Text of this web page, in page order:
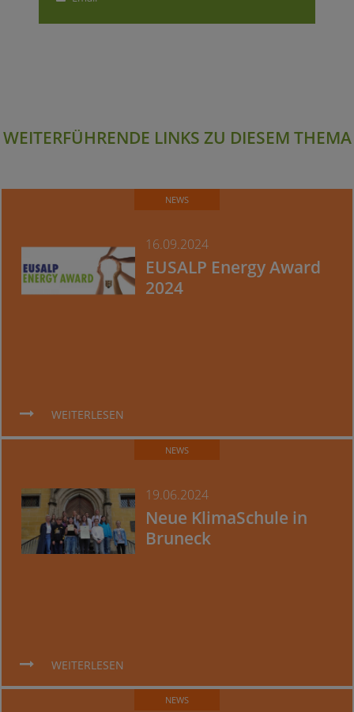
WEITERFÜHRENDE LINKS ZU DIESEM THEMA
NEWS
16.09.2024
EUSALP Energy Award
2024
WEITERLESEN
NEWS
19.06.2024
Neue KlimaSchule in
Bruneck
WEITERLESEN
NEWS